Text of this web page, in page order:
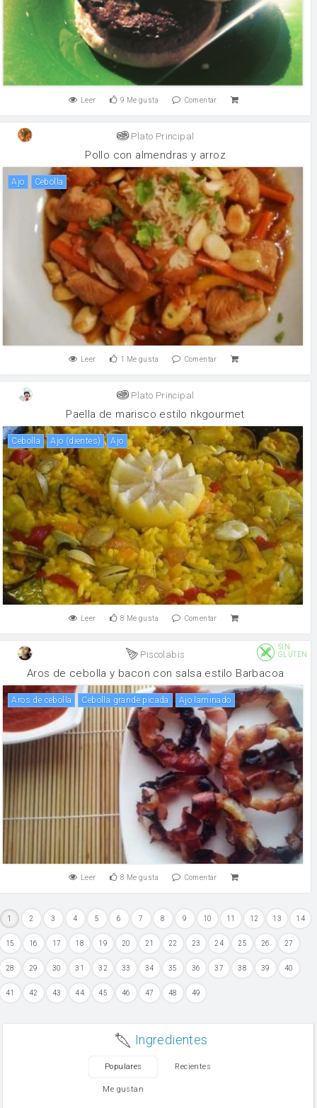
Leer 9 Me gusta Comentar
Plato Principal
Pollo con almendras y arroz
ajo cebolla
Leer 1 Me gusta Comentar
Plato Principal
Paella de marisco estilo nkgourmet
cebolla ajo (dientes) ajo
Leer 8 Me gusta Comentar
Piscolabis
SIN
GLUTEN
Aros de cebolla y bacon con salsa estilo Barbacoa
Aros de cebolla Cebolla grande picada Ajo laminado
Leer 8 Me gusta Comentar
1 2 3 4 5 6 7 8 9 10 11 12 13 14
15 16 17 18 19 20 21 22 23 24 25 26 27
28 29 30 31 32 33 34 35 36 37 38 39 40
41 42 43 44 45 46 47 48 49
Ingredientes
Populares Recientes
Me gustan